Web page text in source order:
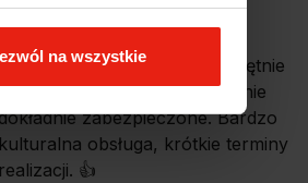
na wszystkie
5
bardzo pomocna, chętnie
i doradzi. Opakowanie
zabezpieczone. Bardzo
kulturalna obsługa, krótkie terminy
realizacji. 👍️